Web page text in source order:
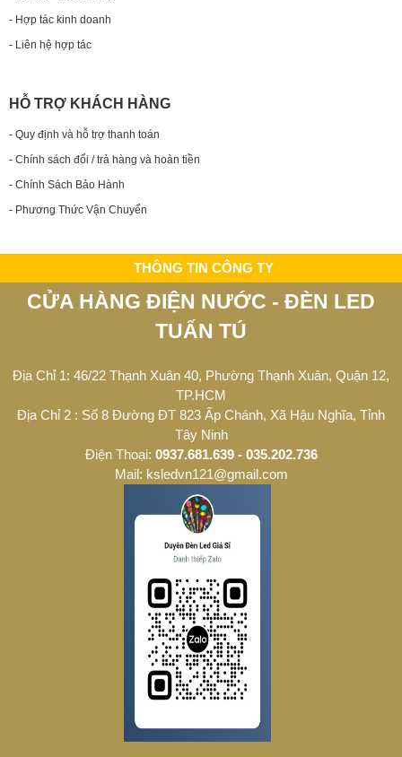
- Hợp tác kinh doanh
- Liên hệ hợp tác
HỖ TRỢ KHÁCH HÀNG
- Quy định và hỗ trợ thanh toán
- Chính sách đổi / trả hàng và hoàn tiền
- Chính Sách Bảo Hành
- Phương Thức Vận Chuyển
THÔNG TIN CÔNG TY
CỬA HÀNG ĐIỆN NƯỚC - ĐÈN LED
TUẤN TÚ
Địa Chỉ 1: 46/22 Thạnh Xuân 40, Phường Thạnh Xuân, Quận 12,
TP.HCM
Địa Chỉ 2 : Số 8 Đường ĐT 823 Ấp Chánh, Xã Hậu Nghĩa, Tỉnh
Tây Ninh
Điện Thoại: 0937.681.639 - 035.202.736
Mail: ksledvn121@gmail.com